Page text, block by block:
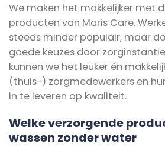
We maken het makkelijker met
producten van Maris Care.
steeds minder populair, maar
goede keuzes door
kunnen we het leuker én
(thuis-) zorgmedewerkers en
in te leveren op kwaliteit.
Welke verzorgende
wassen zonder water